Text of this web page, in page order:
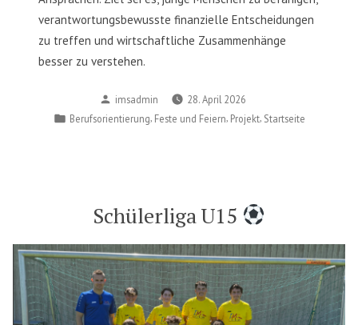
verantwortungsbewusste finanzielle Entscheidungen
zu treffen und wirtschaftliche Zusammenhänge
besser zu verstehen.
Posted
by
imsadmin
28. April 2026
Posted
Berufsorientierung Feste und Feiern Projekt, Startseite
Schülerliga U15